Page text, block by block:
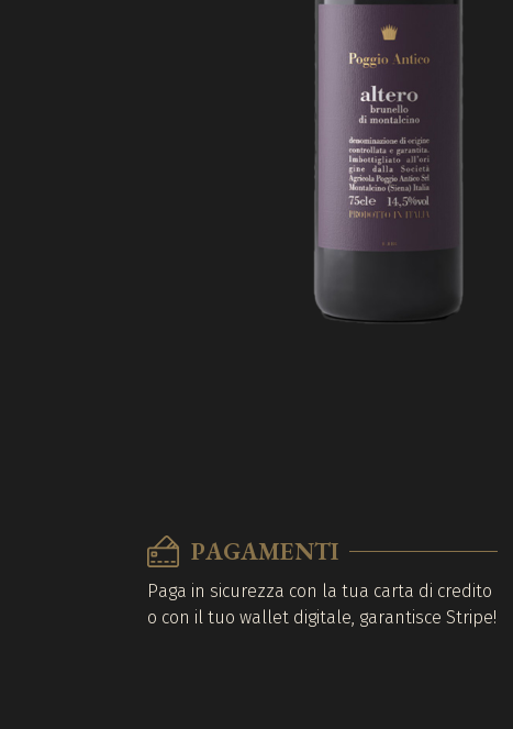
PAGAMENTI
Paga in sicurezza con la tua carta di credito
o con il tuo wallet digitale, garantisce Stripe!